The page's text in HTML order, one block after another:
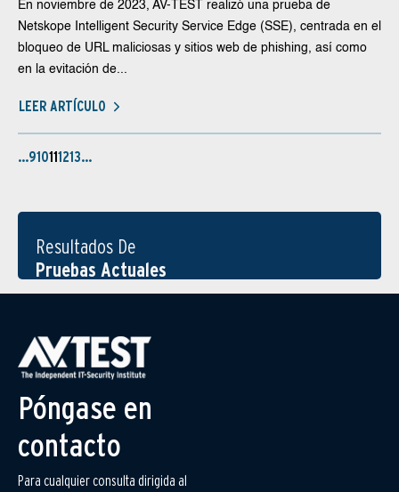
En noviembre de 2023, AV-TEST realizó una prueba de
Netskope Intelligent Security Service Edge (SSE), centrada en el
bloqueo de URL maliciosas y sitios web de phishing, así como
en la evitación de...
LEER ARTÍCULO
…910111213…
Resultados De
Pruebas Actuales
Póngase en
contacto
Para cualquier consulta dirigida al